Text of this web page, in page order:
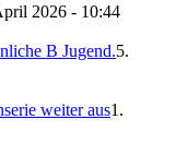
2026 - 10:44
B Jugend.5.
weiter aus1.